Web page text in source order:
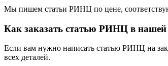
Мы пишем статьи РИНЦ по цене,
Как заказать статью РИНЦ в
Если вам нужно написать статью РИНЦ на
всех деталей.